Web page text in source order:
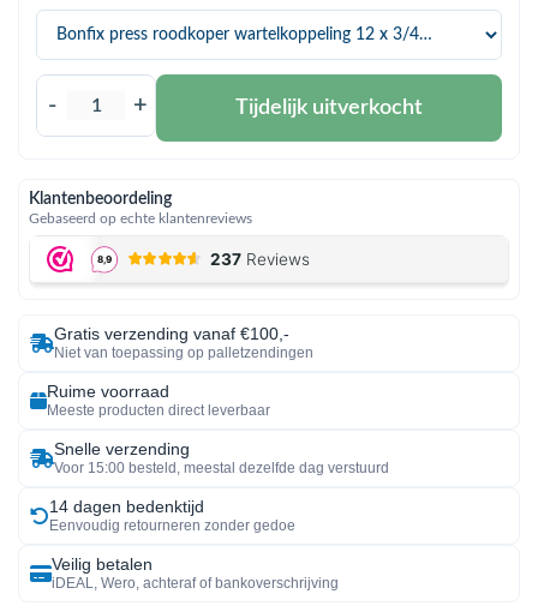
(Sanitair)
(Verwarming, kachels & ketels)
(Zonneboilersets & onderdelen)
- + Tijdelijk uitverkocht
Klantenbeoordeling
Gebaseerd op echte klantenreviews
Gratis verzending vanaf €100,-
Niet van toepassing op palletzendingen
Ruime voorraad
Meeste producten direct leverbaar
Snelle verzending
Voor 15:00 besteld, meestal dezelfde dag verstuurd
14 dagen bedenktijd
Eenvoudig retourneren zonder gedoe
Veilig betalen
iDEAL, Wero, achteraf of bankoverschrijving